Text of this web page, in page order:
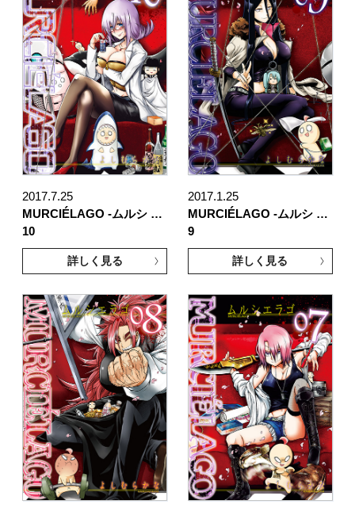
2017.7.25
MURCIÉLAGO -ムルシ …
10
詳しく見る
2017.1.25
MURCIÉLAGO -ムルシ …
9
詳しく見る